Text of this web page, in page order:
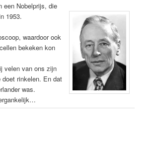
een Nobelprijs, die
1953.
waardoor ook
bekeken kon
velen van ons zijn
doet rinkelen. En dat
was.